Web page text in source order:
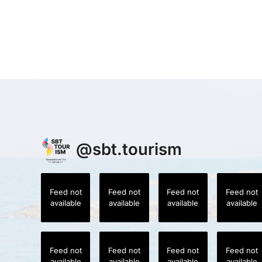
@sbt.tourism
Feed not
available
Feed not
available
Feed not
available
Feed not
available
Feed not
Feed not
Feed not
Feed not